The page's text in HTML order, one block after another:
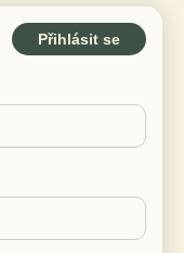
Přihlásit se